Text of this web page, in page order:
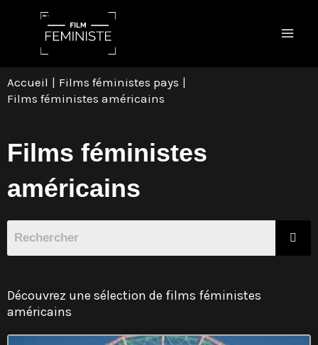
contenu
Accueil
Films féministes pays
Films féministes américains
Films féministes
américains
Découvrez une sélection de films féministes
américains